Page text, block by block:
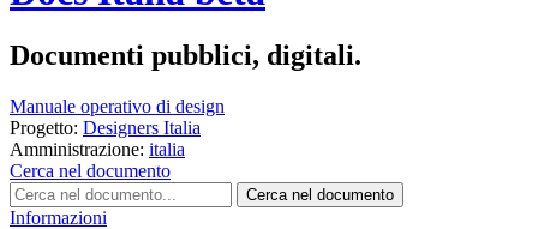
Documenti pubblici, digitali.
Manuale operativo di design
Progetto: Designers Italia
Amministrazione: italia
Cerca nel documento
Cerca nel documento
Informazioni